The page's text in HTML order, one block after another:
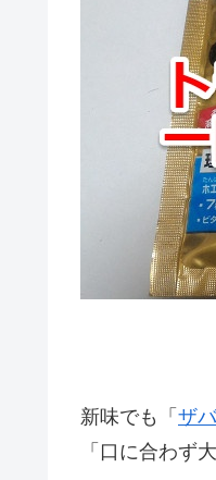
新味でも「 ザ
「口に合わず